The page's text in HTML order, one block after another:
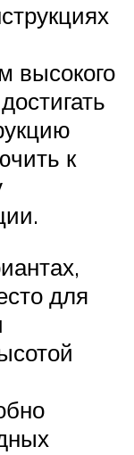
высокого
к
для